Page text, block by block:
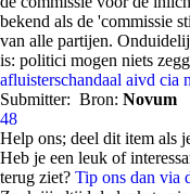
bekend als de 'commissie
van alle partijen.
is: politici mogen niets
afluisterschandaal aivd cia
Submitter: Bron: Novum
48
Help ons; deel dit item als
Heb je een leuk of
terug ziet? Tip ons dan via